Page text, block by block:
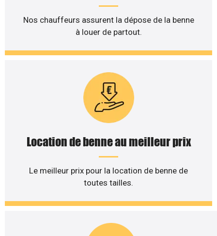
Nos chauffeurs assurent la dépose de la benne
à louer de partout.
Location de benne au meilleur prix
Le meilleur prix pour la location de benne de
toutes tailles.